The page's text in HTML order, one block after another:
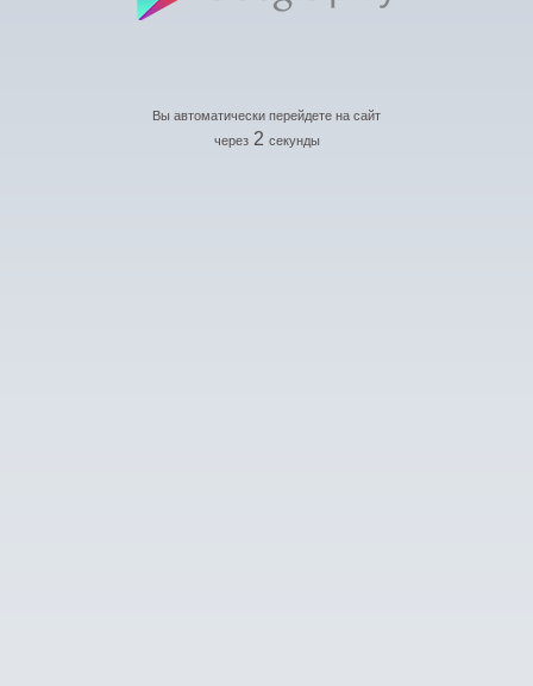
Вы автоматически перейдете на сайт
через 2 секунды